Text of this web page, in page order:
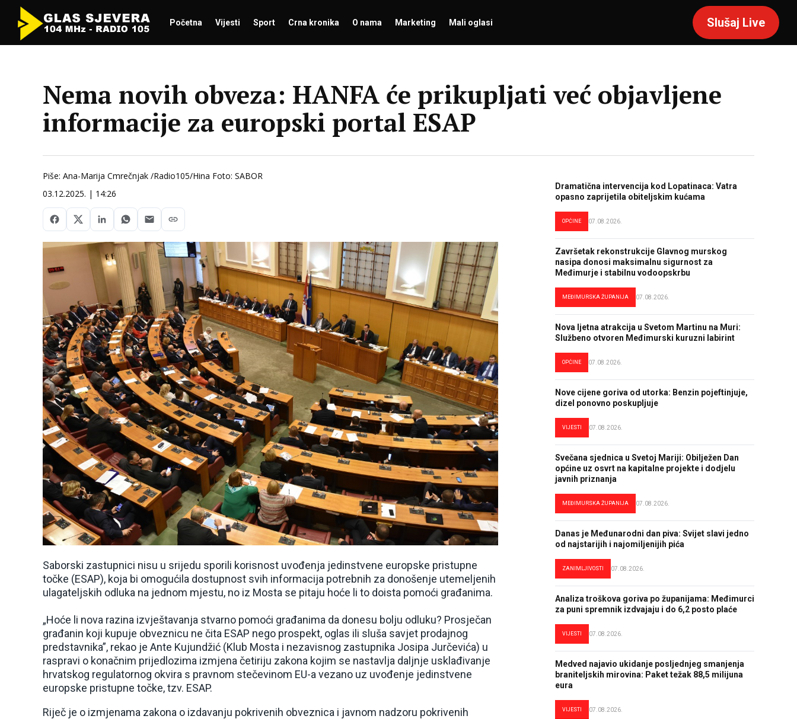
Početna Vijesti Sport Crna kronika O nama Marketing Mali oglasi Slušaj Live
Nema novih obveza: HANFA će prikupljati već objavljene
informacije za europski portal ESAP
Piše: Ana-Marija Cmrečnjak /Radio105/Hina Foto: SABOR
03.12.2025. | 14:26
Saborski zastupnici nisu u srijedu sporili korisnost uvođenja jedinstvene europske pristupne
točke (ESAP), koja bi omogućila dostupnost svih informacija potrebnih za donošenje utemeljenih
ulagateljskih odluka na jednom mjestu, no iz Mosta se pitaju hoće li to doista pomoći građanima.
„Hoće li nova razina izvještavanja stvarno pomoći građanima da donesu bolju odluku? Prosječan
građanin koji kupuje obveznicu ne čita ESAP nego prospekt, oglas ili sluša savjet prodajnog
predstavnika”, rekao je Ante Kujundžić (Klub Mosta i nezavisnog zastupnika Josipa Jurčevića) u
raspravi o konačnim prijedlozima izmjena četiriju zakona kojim se nastavlja daljnje usklađivanje
hrvatskog regulatornog okvira s pravnom stečevinom EU-a vezano uz uvođenje jedinstvene
europske pristupne točke, tzv. ESAP.
Riječ je o izmjenama zakona o izdavanju pokrivenih obveznica i javnom nadzoru pokrivenih
Dramatična intervencija kod Lopatinaca: Vatra
opasno zaprijetila obiteljskim kućama
OPĆINE 07.08.2026.
Završetak rekonstrukcije Glavnog murskog
nasipa donosi maksimalnu sigurnost za
Međimurje i stabilnu vodoopskrbu
MEĐIMURSKA ŽUPANIJA 07.08.2026.
Nova ljetna atrakcija u Svetom Martinu na Muri:
Službeno otvoren Međimurski kuruzni labirint
OPĆINE 07.08.2026.
Nove cijene goriva od utorka: Benzin pojeftinjuje,
dizel ponovno poskupljuje
VIJESTI 07.08.2026.
Svečana sjednica u Svetoj Mariji: Obilježen Dan
općine uz osvrt na kapitalne projekte i dodjelu
javnih priznanja
MEĐIMURSKA ŽUPANIJA 07.08.2026.
Danas je Međunarodni dan piva: Svijet slavi jedno
od najstarijih i najomiljenijih pića
ZANIMLJIVOSTI 07.08.2026.
Analiza troškova goriva po županijama: Međimurci
za puni spremnik izdvajaju i do 6,2 posto plaće
VIJESTI 07.08.2026.
Medved najavio ukidanje posljednjeg smanjenja
braniteljskih mirovina: Paket težak 88,5 milijuna
eura
VIJESTI 07.08.2026.